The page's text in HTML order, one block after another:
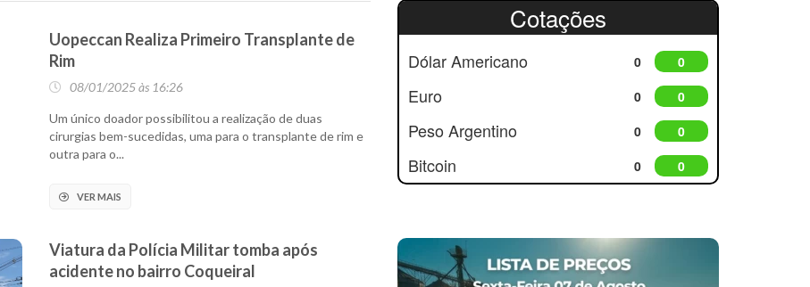
Uopeccan Realiza Primeiro Transplante de
Rim
08/01/2025 às 16:26
Um único doador possibilitou a realização de duas
cirurgias bem-sucedidas, uma para o transplante de rim e
outra para o...
VER MAIS
Viatura da Polícia Militar tomba após
acidente no bairro Coqueiral
Cotações
Dólar Americano 0 0
Euro 0 0
Peso Argentino 0 0
Bitcoin 0 0